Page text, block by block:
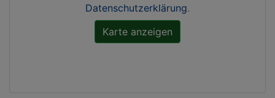
Datenschutzerklärung.